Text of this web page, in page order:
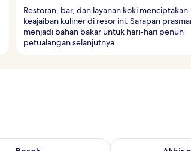
Restoran, bar, dan layanan koki menciptakan
keajaiban kuliner di resor ini. Sarapan
menjadi bahan bakar untuk hari-hari penuh
petualangan selanjutnya.
untuk besok Agu 7 - Agu 8
Periksa